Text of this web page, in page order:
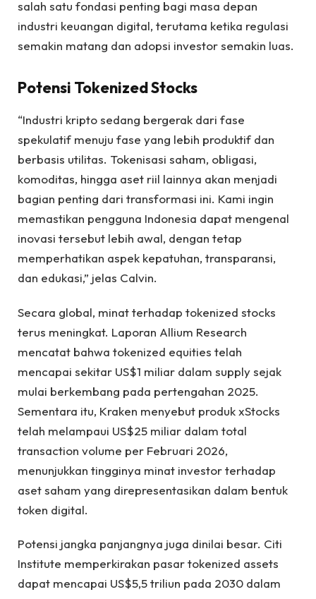
salah satu fondasi penting bagi masa depan
industri keuangan digital, terutama ketika regulasi
semakin matang dan adopsi investor semakin luas.
Potensi Tokenized Stocks
“Industri kripto sedang bergerak dari fase
spekulatif menuju fase yang lebih produktif dan
berbasis utilitas. Tokenisasi saham, obligasi,
komoditas, hingga aset riil lainnya akan menjadi
bagian penting dari transformasi ini. Kami ingin
memastikan pengguna Indonesia dapat mengenal
inovasi tersebut lebih awal, dengan tetap
memperhatikan aspek kepatuhan, transparansi,
dan edukasi,” jelas Calvin.
Secara global, minat terhadap tokenized stocks
terus meningkat. Laporan Allium Research
mencatat bahwa tokenized equities telah
mencapai sekitar US$1 miliar dalam supply sejak
mulai berkembang pada pertengahan 2025.
Sementara itu, Kraken menyebut produk xStocks
telah melampaui US$25 miliar dalam total
transaction volume per Februari 2026,
menunjukkan tingginya minat investor terhadap
aset saham yang direpresentasikan dalam bentuk
token digital.
Potensi jangka panjangnya juga dinilai besar. Citi
Institute memperkirakan pasar tokenized assets
dapat mencapai US$5,5 triliun pada 2030 dalam